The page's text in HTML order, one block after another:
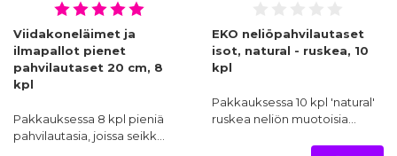
Viidakoneläimet ja
ilmapallot pienet
pahvilautaset 20 cm, 8
kpl
Pakkauksessa 8 kpl pieniä
pahvilautasia, joissa seikk…
EKO neliöpahvilautaset
isot, natural - ruskea, 10
kpl
Pakkauksessa 10 kpl 'natural'
ruskea neliön muotoisia…